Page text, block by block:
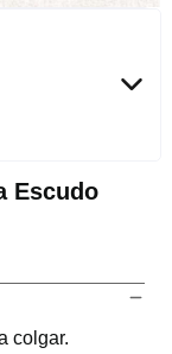
Escudo
colgar.